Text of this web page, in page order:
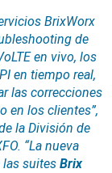
BrixWorx
de
en vivo, los
en tiempo real,
las correcciones
en los clientes”,
la División de
“La nueva
suites Brix